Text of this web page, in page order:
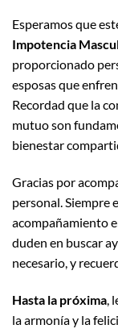
Esperamos que
Impotencia
proporcionado
esposas que
Recordad que la
mutuo son
bienestar
Gracias por
personal. Siempre
acompañamiento
duden en buscar
necesario, y
Hasta la próxima,
la armonía y la